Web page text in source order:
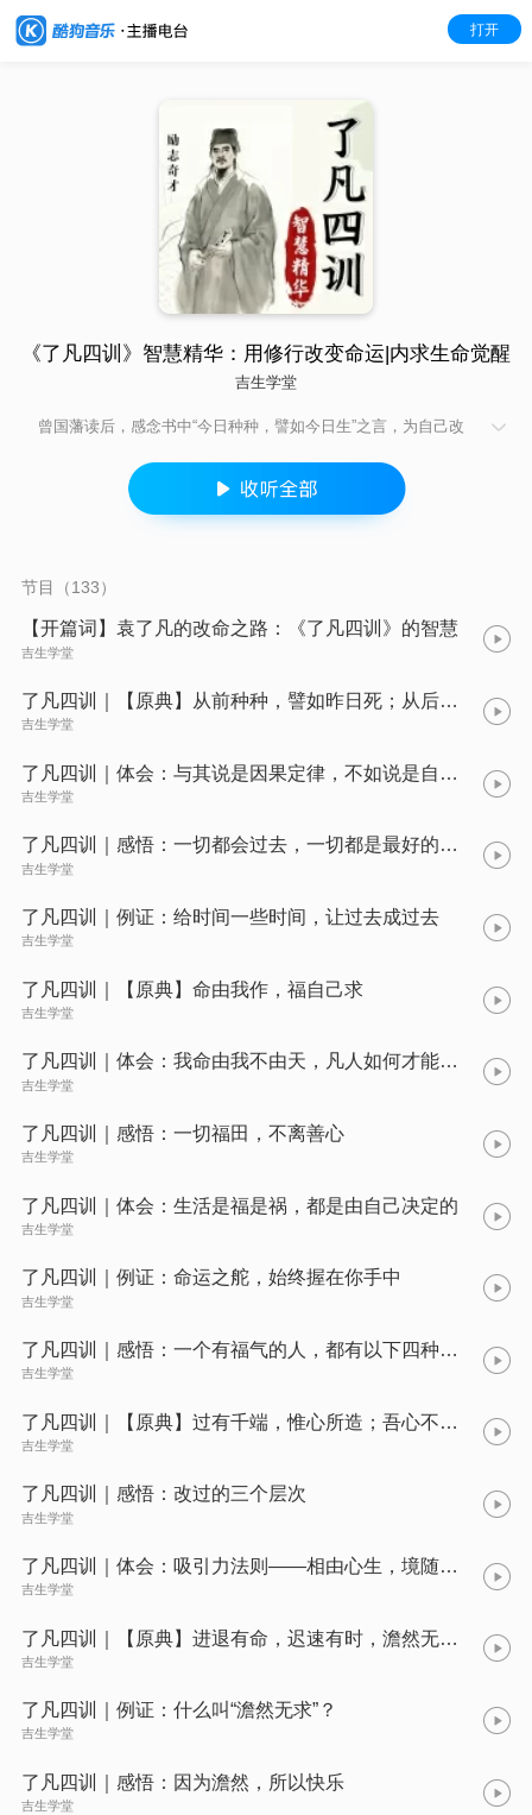
打开
《了凡四训》智慧精华：用修行改变命运|内求生命觉醒
吉生学堂
曾国藩读后，感念书中“今日种种，譬如今日生”之言，为自己改
一师徒提倡诵读； 胡适奉此书为研究中国中古思想史的重要代表
作； “经营之圣”稻盛和夫自称从本书中得到人生顿悟。 袁黄，又
称袁了凡，自幼丧父，与母亲相依为命。在他16岁那年，于嘉善
的推移，袁黄发现算命先生的预言一一应验，这让他深信宿命
论。到了28岁，他放弃了学业，每日前往寺庙，选择了一种无欲
无求的生活，顺从命运的安排。 然而，在他36岁那年，命运出现
了转机。他遇到了云谷禅师，禅师的一番话彻底改变了他的人生
观。 禅师告诉他，只有凡夫俗子才会被命数所困，而非常善良的
自己努力追求的结果。
节目（133）
【开篇词】袁了凡的改命之路：《了凡四训》的智慧
吉生学堂
了凡四训｜【原典】从前种种，譬如昨日死；从后种种，譬如今日生
吉生学堂
了凡四训｜体会：与其说是因果定律，不如说是自我疗愈的良药
吉生学堂
了凡四训｜感悟：一切都会过去，一切都是最好的安排
吉生学堂
了凡四训｜例证：给时间一些时间，让过去成过去
吉生学堂
了凡四训｜【原典】命由我作，福自己求
吉生学堂
了凡四训｜体会：我命由我不由天，凡人如何才能改命？
吉生学堂
了凡四训｜感悟：一切福田，不离善心
吉生学堂
了凡四训｜体会：生活是福是祸，都是由自己决定的
吉生学堂
了凡四训｜例证：命运之舵，始终握在你手中
吉生学堂
了凡四训｜感悟：一个有福气的人，都有以下四种祥兆
吉生学堂
了凡四训｜【原典】过有千端，惟心所造；吾心不动，过安从生？
吉生学堂
了凡四训｜感悟：改过的三个层次
吉生学堂
了凡四训｜体会：吸引力法则——相由心生，境随心转
吉生学堂
了凡四训｜【原典】进退有命，迟速有时，澹然无求矣
吉生学堂
了凡四训｜例证：什么叫“澹然无求”？
吉生学堂
了凡四训｜感悟：因为澹然，所以快乐
吉生学堂